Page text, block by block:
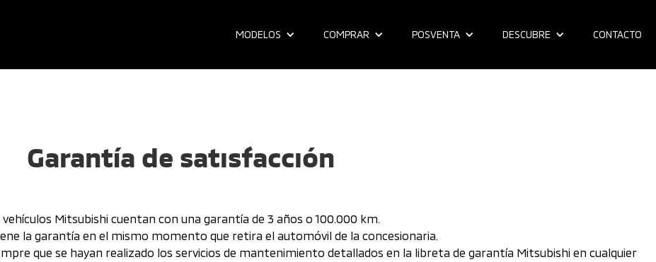
MODELOS COMPRAR POSVENTA DESCUBRE CONTACTO
GARANTÍA
Garantía de satisfacción
vehículos Mitsubishi cuentan con una garantía de 3 años o 100.000 km.
la garantía en el mismo momento que retira el automóvil de la concesionaria.
que se hayan realizado los servicios de mantenimiento detallados en la libreta de garantía Mitsubishi en cualquier